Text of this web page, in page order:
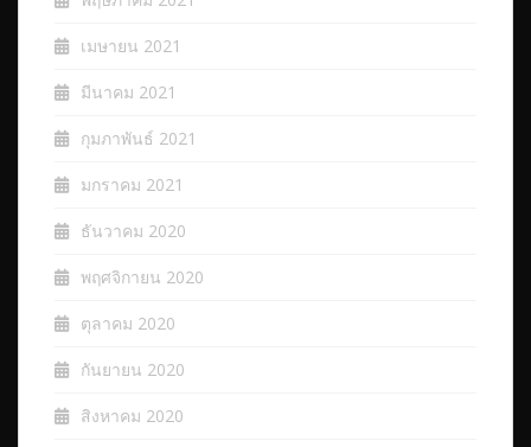
เมษายน 2021
มีนาคม 2021
กุมภาพันธ์ 2021
มกราคม 2021
ธันวาคม 2020
พฤศจิกายน 2020
ตุลาคม 2020
กันยายน 2020
สิงหาคม 2020